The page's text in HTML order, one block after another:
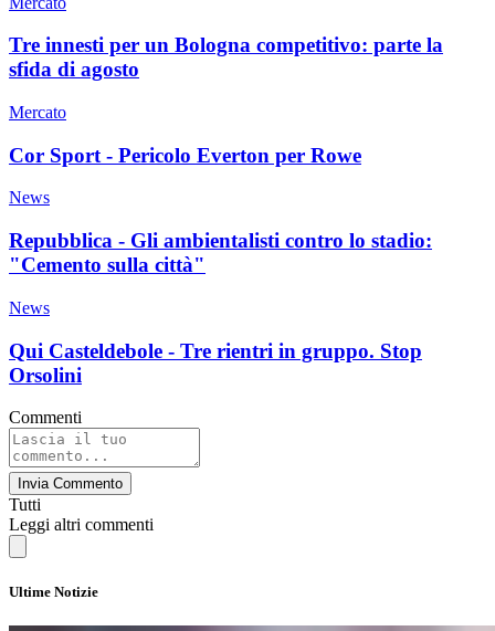
Tre innesti per un Bologna competitivo: parte la
sfida di agosto
Mercato
Cor Sport - Pericolo Everton per Rowe
News
Repubblica - Gli ambientalisti contro lo stadio:
"Cemento sulla città"
News
Qui Casteldebole - Tre rientri in gruppo. Stop
Orsolini
Commenti
Invia Commento
Tutti
Leggi altri commenti
Ultime Notizie